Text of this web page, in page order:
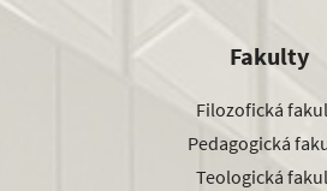
Fakulty
Filozofická
Pedagogická
Teologická